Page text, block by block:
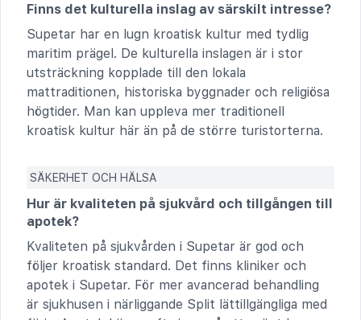
Finns det kulturella inslag av särskilt intresse?
Supetar har en lugn kroatisk kultur med tydlig
maritim prägel. De kulturella inslagen är i stor
utsträckning kopplade till den lokala
mattraditionen, historiska byggnader och religiösa
högtider. Man kan uppleva mer traditionell
kroatisk kultur här än på de större turistorterna.
SÄKERHET OCH HÄLSA
Hur är kvaliteten på sjukvård och tillgången till
apotek?
Kvaliteten på sjukvården i Supetar är god och
följer kroatisk standard. Det finns kliniker och
apotek i Supetar. För mer avancerad behandling
är sjukhusen i närliggande Split lättillgängliga med